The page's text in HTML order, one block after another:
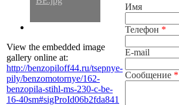
View the embedded image
gallery online at:
http://benzopiloff44.ru/tsepnye-
pily/benzomotornye/162-
benzopila-stihl-ms-230-c-be-
16-40sm#sigProId06b2fda841
Имя
Телефон *
E-mail
Сообщение *